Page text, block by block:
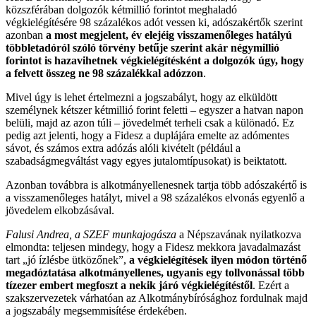
közszférában dolgozók kétmillió forintot meghaladó
végkielégítésére 98 százalékos adót vessen ki, adószakértők szerint
azonban a most megjelent, év elejéig visszamenőleges hatályú
többletadóról szóló törvény betűje szerint akár négymillió
forintot is hazavihetnek végkielégítésként a dolgozók úgy, hogy
a felvett összeg ne 98 százalékkal adózzon.
Mivel úgy is lehet értelmezni a jogszabályt, hogy az elküldött
személynek kétszer kétmillió forint feletti – egyszer a hatvan napon
belüli, majd az azon túli – jövedelmét terheli csak a különadó. Ez
pedig azt jelenti, hogy a Fidesz a duplájára emelte az adómentes
sávot, és számos extra adózás alóli kivételt (például a
szabadságmegváltást vagy egyes jutalomtípusokat) is beiktatott.
Azonban továbbra is alkotmányellenesnek tartja több adószakértő is
a visszamenőleges hatályt, mivel a 98 százalékos elvonás egyenlő a
jövedelem elkobzásával.
Falusi Andrea, a SZEF munkajogásza a Népszavának nyilatkozva
elmondta: teljesen mindegy, hogy a Fidesz mekkora javadalmazást
tart „jó ízlésbe ütközőnek”, a végkielégítések ilyen módon történő
megadóztatása alkotmányellenes, ugyanis egy tollvonással több
tízezer embert megfoszt a nekik járó végkielégítéstől. Ezért a
szakszervezetek várhatóan az Alkotmánybírósághoz fordulnak majd
a jogszabály megsemmisítése érdekében.